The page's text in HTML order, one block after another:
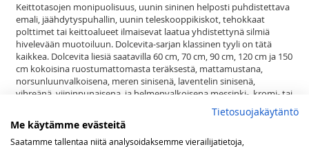
Keittotasojen monipuolisuus, uunin sininen helposti puhdistettava
emali, jäähdytyspuhallin, uunin teleskooppikiskot, tehokkaat
polttimet tai keittoalueet ilmaisevat laatua yhdistettynä silmiä
hivelevään muotoiluun. Dolcevita-sarjan klassinen tyyli on tätä
kaikkea. Dolcevita liesiä saatavilla 60 cm, 70 cm, 90 cm, 120 cm ja 150
cm kokoisina ruostumattomasta teräksestä, mattamustana,
norsunluunvalkoisena, meren sinisenä, laventelin sinisenä,
vihreänä, viininpunaisena, ja helmenvalkoisena messinki-, kromi- tai
pronssiviimeistelyllä, 1, 2 tai 3 uunia Lofran Dolcevita sarja kattaa
satoja tuotteita tyyliteltyyn keittiöön. Pelkästään liesiä on nykyisin
jo yli 200 mallia. Lisäksi sarjasta löytyy sävy sävyyn esimerkiksi
liesituulettimet, builtin ja range top keittimet, jääkaapit, pakastimet,
Tietosuojakäytäntö
Me käytämme evästeitä
Saatamme tallentaa niitä analysoidaksemme vierailijatietoja,